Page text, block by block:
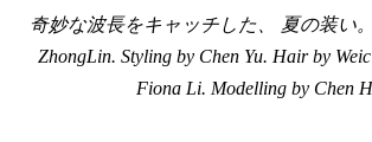
奇妙な波長をキャッチした、 夏の装い
ZhongLin. Styling by Chen Yu. Hair by
Fiona Li. Modelling by Chen